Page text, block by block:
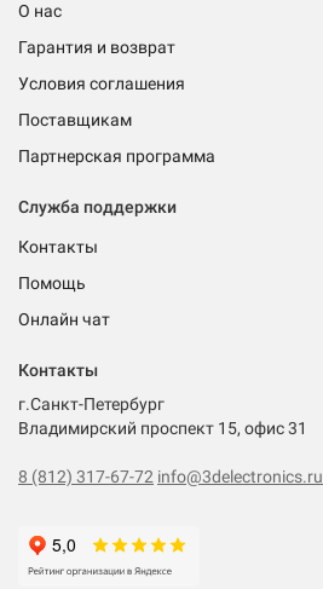
О нас
Гарантия и возврат
Условия соглашения
Поставщикам
Партнерская программа
Служба поддержки
Контакты
Помощь
Онлайн чат
Контакты
г.Санкт-Петербург
Владимирский проспект 15, офис 31
8 (812) 317-67-72 info@3delectronics.ru